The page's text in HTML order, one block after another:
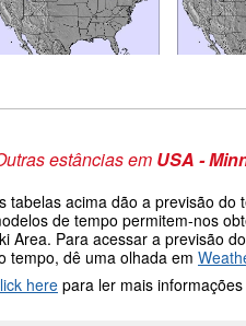
estâncias em USA -
tabelas acima dão a previsão do
de tempo permitem-nos
Area. Para acessar a previsão
tempo, dê uma olhada em
herepara ler mais